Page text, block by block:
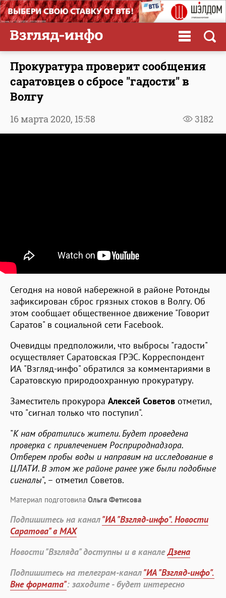
Прокуратура проверит сообщения
саратовцев о сбросе "гадости" в
Волгу
3182
16 марта 2020, 15:58
Сегодня на новой набережной в районе Ротонды
зафиксирован сброс грязных стоков в Волгу. Об
этом сообщает общественное движение "Говорит
Саратов" в социальной сети Facebook.
Очевидцы предположили, что выбросы "гадости"
осуществляет Саратовская ГРЭС. Корреспондент
ИА "Взгляд-инфо" обратился за комментариями в
Саратовскую природоохранную прокуратуру.
Заместитель прокурора Алексей Советов отметил,
что "сигнал только что поступил".
"К нам обратились жители. Будет проведена
проверка с привлечением Росприроднадзора.
Отберем пробы воды и направим на исследование в
ЦЛАТИ. В этом же районе ранее уже были подобные
сигналы", – отметил Советов.
Материал подготовила Ольга Фетисова
Подпишитесь на канал"ИА "Взгляд-инфо". Новости
Саратова" в MAX
Новости "Взгляда" доступны и в каналеДзена
Подпишитесь на телеграм-канал"ИА "Взгляд-инфо".
Вне формата": заходите - будет интересно